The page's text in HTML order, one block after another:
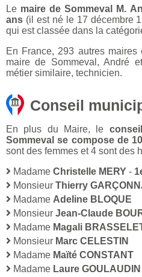
Le maire de Sommeval M.
ans (il est né le 17 décembre
qui est classée dans la
En France, 293 autres
maire de Sommeval, André
métier similaire, technicien.
Conseil
En plus du Maire, le
Sommeval se compose de
sont des femmes et 4 sont des
Madame Christelle MERY -
Monsieur Thierry
Madame Adeline BLOQUE
Monsieur Jean-Claude
Madame Magali
Monsieur Marc CELESTIN
Madame Maïté CONSTANT
Madame Laure GOULAUDIN